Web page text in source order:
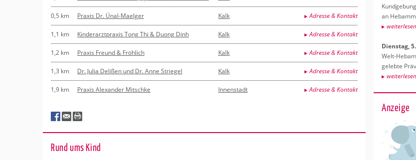
0,5 km Praxis Dr. Ünal-Maelger Kalk Adresse & Kontakt
1,1 km Kinderarztpraxis Tong Thi & Duong Dinh Kalk Adresse & Kontakt
1,2 km Praxis Freund & Fröhlich Kalk Adresse & Kontakt
1,3 km Dr. Julia Delißen und Dr. Anne Striegel Kalk Adresse & Kontakt
1,9 km Praxis Alexander Mitschke Innenstadt Adresse & Kontakt
Rund ums Kind
an
wei­ter­le­sen
Diens­tag,
Welt-
ge­leb­te
wei­ter­le­sen
Anzeige